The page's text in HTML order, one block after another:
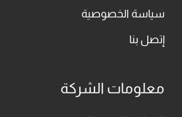
سياسة الخصوصية
إتصل بنا
معلومات الشركة